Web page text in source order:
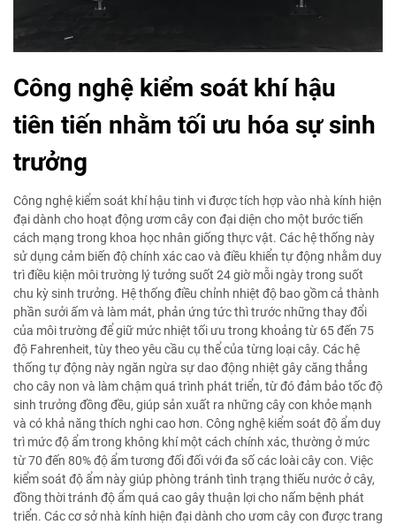
Công nghệ kiểm soát khí hậu
tiên tiến nhằm tối ưu hóa sự sinh
trưởng
Công nghệ kiểm soát khí hậu tinh vi được tích hợp vào nhà kính hiện
đại dành cho hoạt động ươm cây con đại diện cho một bước tiến
cách mạng trong khoa học nhân giống thực vật. Các hệ thống này
sử dụng cảm biến độ chính xác cao và điều khiển tự động nhằm duy
trì điều kiện môi trường lý tưởng suốt 24 giờ mỗi ngày trong suốt
chu kỳ sinh trưởng. Hệ thống điều chỉnh nhiệt độ bao gồm cả thành
phần sưởi ấm và làm mát, phản ứng tức thì trước những thay đổi
của môi trường để giữ mức nhiệt tối ưu trong khoảng từ 65 đến 75
độ Fahrenheit, tùy theo yêu cầu cụ thể của từng loại cây. Các hệ
thống tự động này ngăn ngừa sự dao động nhiệt gây căng thẳng
cho cây non và làm chậm quá trình phát triển, từ đó đảm bảo tốc độ
sinh trưởng đồng đều, giúp sản xuất ra những cây con khỏe mạnh
và có khả năng thích nghi cao hơn. Công nghệ kiểm soát độ ẩm duy
trì mức độ ẩm trong không khí một cách chính xác, thường ở mức
từ 70 đến 80% độ ẩm tương đối đối với đa số các loài cây con. Việc
kiểm soát độ ẩm này giúp phòng tránh tình trạng thiếu nước ở cây,
đồng thời tránh độ ẩm quá cao gây thuận lợi cho nấm bệnh phát
triển. Các cơ sở nhà kính hiện đại dành cho ươm cây con được trang